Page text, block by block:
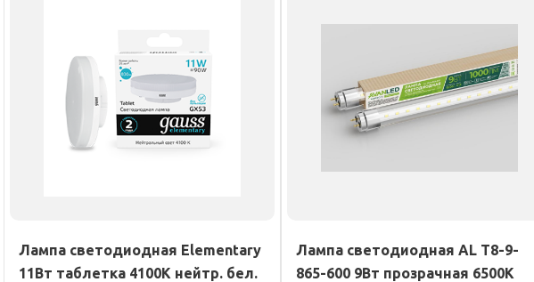
Лампа светодиодная Elementary
11Вт таблетка 4100К нейтр. бел.
Лампа светодиодная AL T8-9-
865-600 9Вт прозрачная 6500К